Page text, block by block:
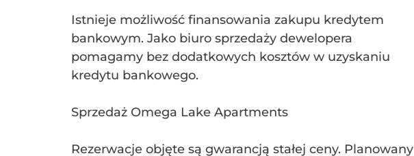
Istnieje możliwość finansowania zakupu kredytem
bankowym. Jako biuro sprzedaży dewelopera
pomagamy bez dodatkowych kosztów w uzyskaniu
kredytu bankowego.
Sprzedaż Omega Lake Apartments
Rezerwacje objęte są gwarancją stałej ceny. Planowany